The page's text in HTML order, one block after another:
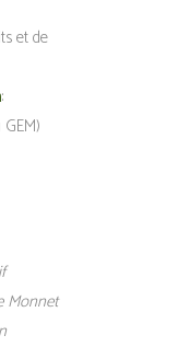
et de
:
Monnet